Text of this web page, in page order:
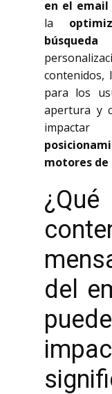
en el
la
búsqueda
contenidos,
para los
apertura y
motores de
del